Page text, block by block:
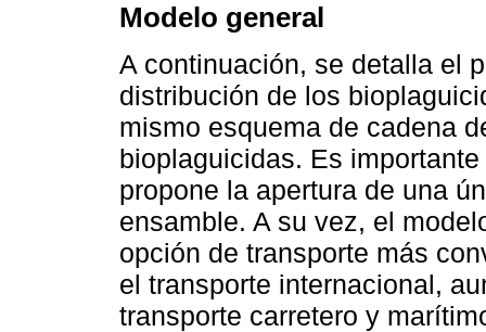
Modelo general
A continuación, se detalla el
distribución de los
mismo esquema de cadena
bioplaguicidas. Es
propone la apertura de una
ensamble. A su vez, el
opción de transporte más
el transporte internacional,
transporte carretero y